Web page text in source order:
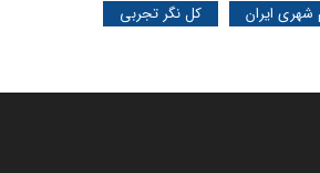
شهری ایران
کل نگر تجربی